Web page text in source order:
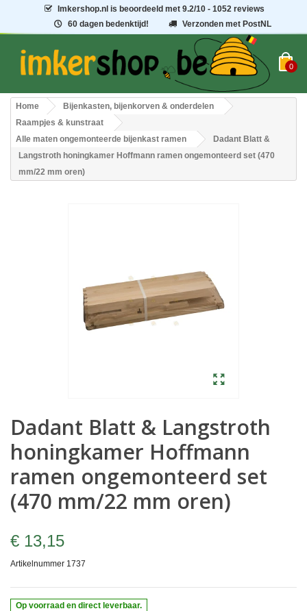
Imkershop.nl is beoordeeld met9.2/10 - 1052 reviews
60 dagen bedenktijd!
Verzonden met PostNL
0
Home
Bijenkasten, bijenkorven & onderdelen
Raampjes & kunstraat
Alle maten ongemonteerde bijenkast ramen
Dadant Blatt &
Langstroth honingkamer Hoffmann ramen ongemonteerd set (470
mm/22 mm oren)
Dadant Blatt & Langstroth
honingkamer Hoffmann
ramen ongemonteerd set
(470 mm/22 mm oren)
€ 13,15
Artikelnummer 1737
Op voorraad en direct leverbaar.